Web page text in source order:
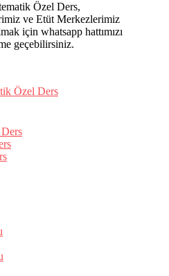
Özel Ders,
ve Etüt Merkezlerimiz
için whatsapp hattımızı
geçebilirsiniz.
Özel Ders